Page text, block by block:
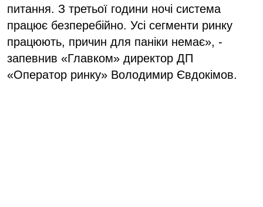
питання. З третьої години ночі система
працює безперебійно. Усі сегменти ринку
працюють, причин для паніки немає», -
запевнив «Главком» директор ДП
«Оператор ринку» Володимир Євдокімов.